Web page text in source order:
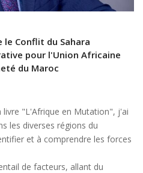
le Conflit du Sahara
pour l'Union Africaine
du Maroc
livre "L'Afrique en Mutation", j'ai
les diverses régions du
et à comprendre les forces
de facteurs, allant du